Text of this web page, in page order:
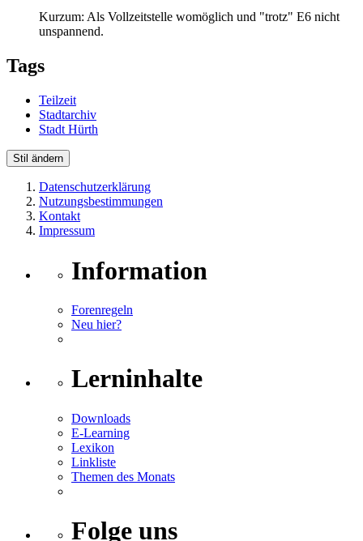
Kurzum: Als Vollzeitstelle womöglich und "trotz" E6 nicht
unspannend.
Tags
Teilzeit
Stadtarchiv
Stadt Hürth
Stil ändern
Datenschutzerklärung
Nutzungsbestimmungen
Kontakt
Impressum
Information
Forenregeln
Neu hier?
Lerninhalte
Downloads
E-Learning
Lexikon
Linkliste
Themen des Monats
Folge uns